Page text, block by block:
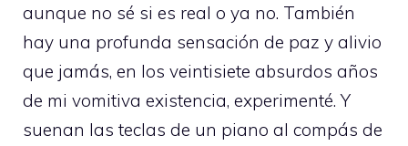
aunque no sé si es real o ya no. También
hay una profunda sensación de paz y alivio
que jamás, en los veintisiete absurdos años
de mi vomitiva existencia, experimenté. Y
suenan las teclas de un piano al compás de